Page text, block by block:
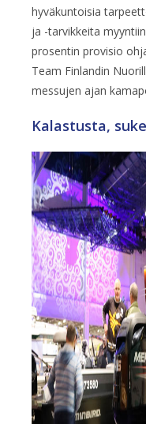
hyväkuntoisia
ja -tarvikkeita
prosentin provisio
Team Finlandin
messujen ajan
Kalastusta,